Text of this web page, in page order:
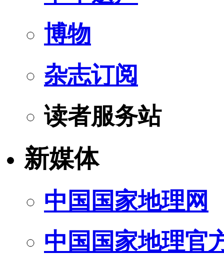
博物
杂志订阅
读者服务站
新媒体
中国国家地理网
中国国家地理官